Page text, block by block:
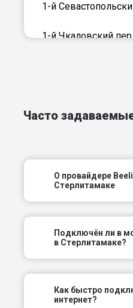
1-й
1-й Чкаловский пер
2-й Каховский пер
2-й Пищевой пер
2-й Речной пер
2-й Ровенский пер
2-й
Часто
О провайдере
Стерлитамаке
Подключëн ли в
в Стерлитамаке?
Как быстро
интернет?